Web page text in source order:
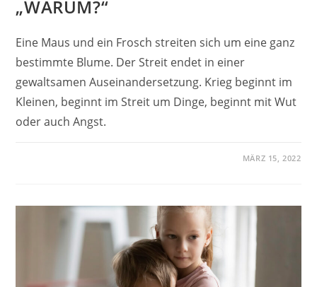
„WARUM?“
Eine Maus und ein Frosch streiten sich um eine ganz
bestimmte Blume. Der Streit endet in einer
gewaltsamen Auseinandersetzung. Krieg beginnt im
Kleinen, beginnt im Streit um Dinge, beginnt mit Wut
oder auch Angst.
MÄRZ 15, 2022